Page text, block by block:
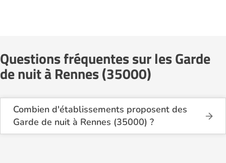
Questions fréquentes sur les Garde
de nuit à Rennes (35000)
Combien d'établissements proposent des
Garde de nuit à Rennes (35000) ?
Sur le site Logement-seniors.com, on recense